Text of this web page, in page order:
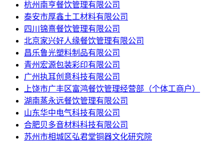
杭州南亨餐饮管理有限公司
泰安市厚鑫土工材料有限公司
四川锦熹餐饮管理有限公司
北京家兴好人缘餐饮管理有限公司
昌乐鲁光塑料制品有限公司
青州宏源包装彩印有限公司
广州执耳创意科技有限公司
上饶市广丰区富鸿餐饮管理经营部（个体工商户）
湖南蒸永远餐饮管理有限公司
山东华中电气科技有限公司
合肥贝多音材料科技有限公司
苏州市相城区弘君堂铜器文化研究院